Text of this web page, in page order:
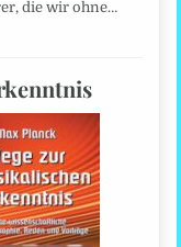
die wir ohne…